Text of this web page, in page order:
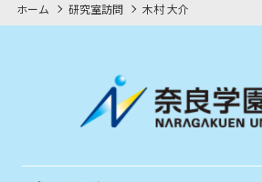
ホーム 研究室訪問 木村 大介